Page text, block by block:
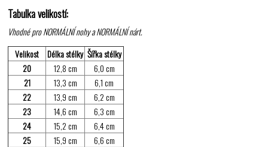
Tabulka velikostí:
Vhodné pro NORMÁLNÍ nohy a NORMÁLNÍ nárt.
Velikost
Délka stélky Šířka stélky
20
12,8 cm
6,0 cm
21
13,3 cm
6,1 cm
22
13,9 cm
6,2 cm
23
14,6 cm
6,3 cm
24
15,2 cm
6,4 cm
25
15,9 cm
6,6 cm